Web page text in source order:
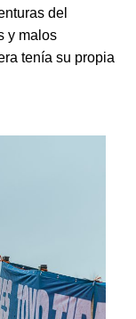
del
y malos
tenía su propia